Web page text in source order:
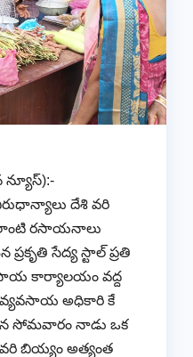
దేశి వరి
రసాయనాలు
సేద్య స్టాల్ ప్రతి
కార్యాలయం వద్ద
వ్యవసాయ అధికారి కే
సోమవారం నాడు ఒక
వరి బియ్యం అత్యంత